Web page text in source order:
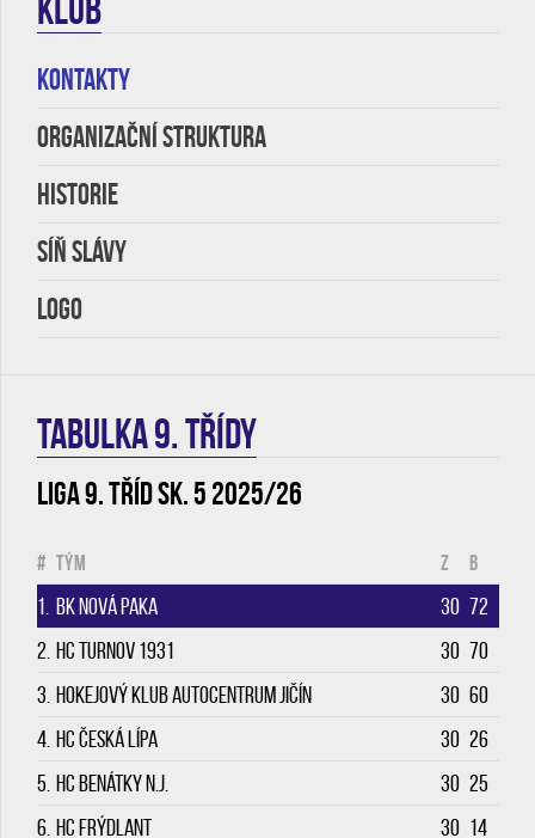
KLUB
KONTAKTY
Organizační struktura
HISTORIE
SÍŇ SLÁVY
LOGO
TABULKA 9. třídy
Liga 9. tříd sk. 5 2025/26
# Tým Z B
1. BK Nová Paka 30 72
2. HC Turnov 1931 30 70
3. Hokejový klub Autocentrum Jičín 30 60
4. HC Česká Lípa 30 26
5. HC Benátky n.J. 30 25
6. HC Frýdlant 30 14